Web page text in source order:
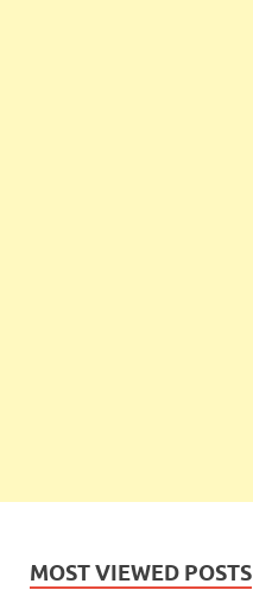
MOST VIEWED POSTS